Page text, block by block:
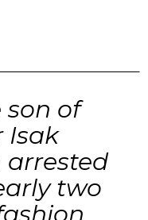
son of
Isak
arrested
two